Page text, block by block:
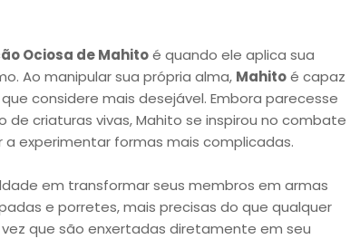
Ociosa de Mahitoé quando ele aplica sua
Ao manipular sua própria alma, Mahitoé capaz
considere mais desejável. Embora parecesse
criaturas vivas, Mahito se inspirou no combate
experimentar formas mais complicadas.
em transformar seus membros em armas
e porretes, mais precisas do que qualquer
que são enxertadas diretamente em seu